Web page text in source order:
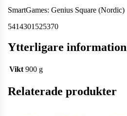
SmartGames: Genius Square (Nordic)
5414301525370
Ytterligare information
Vikt 900 g
Relaterade produkter